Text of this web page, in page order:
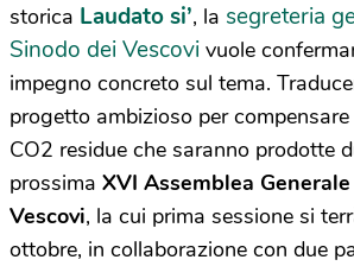
storica Laudato si’, la segreteria
Sinodo dei Vescovi vuole
impegno concreto sul tema.
progetto ambizioso per
CO2 residue che saranno prodotte
prossima XVI Assemblea
Vescovi, la cui prima sessione si
ottobre, in collaborazione con due